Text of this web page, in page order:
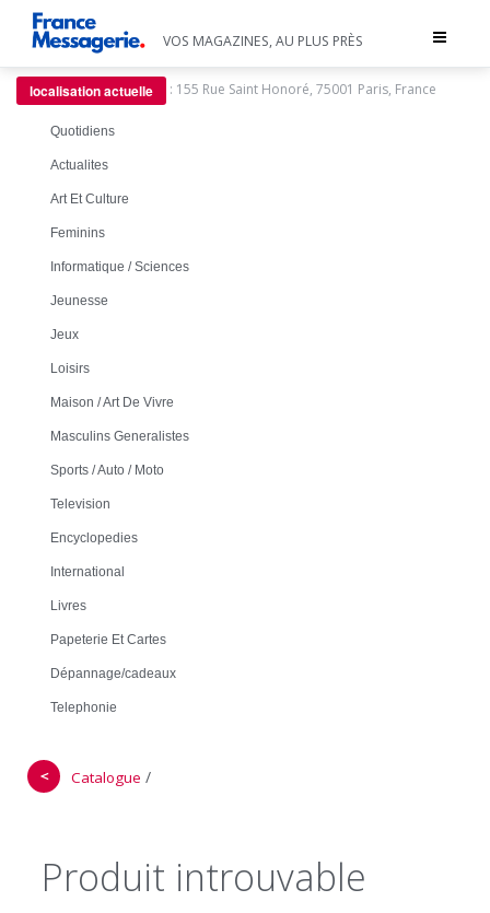
Toggle
VOS MAGAZINES, AU PLUS PRÈS
localisation actuelle : 155 Rue Saint Honoré, 75001 Paris, France
Quotidiens
Actualites
Art Et Culture
Feminins
Informatique / Sciences
Jeunesse
Jeux
Loisirs
Maison / Art De Vivre
Masculins Generalistes
Sports / Auto / Moto
Television
Encyclopedies
International
Livres
Papeterie Et Cartes
Dépannage/cadeaux
Telephonie
＜ Catalogue /
Produit introuvable